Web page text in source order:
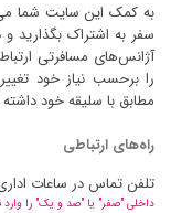
به کمک این سایت شما می
سفر به اشتراک بگذارید و
آژانس‌های مسافرتی
را برحسب نیاز خود
مطابق با سلیقه خود
راه‌های ارتباطی
تلفن تماس در ساعات
داخلی "صفر" یا "صد و یک" را وارد